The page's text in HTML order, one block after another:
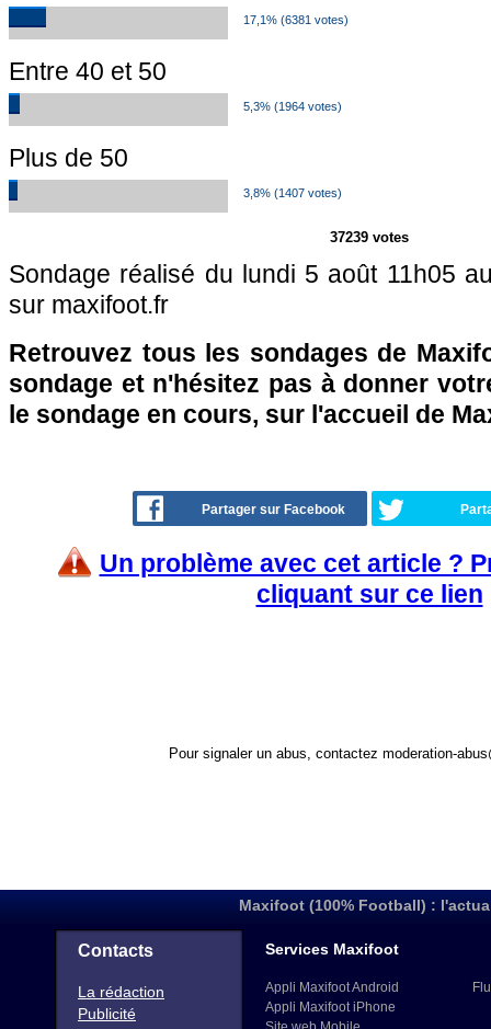
17,1% (6381 votes)
Entre 40 et 50
5,3% (1964 votes)
Plus de 50
3,8% (1407 votes)
37239 votes
Sondage réalisé du lundi 5 août 11h05
sur maxifoot.fr
Retrouvez tous les sondages de
sondage et n'hésitez pas à donner
le sondage en cours, sur l'accueil de
Partager sur Facebook
Un problème avec cet article ?
cliquant sur ce lien
Pour signaler un abus, contactez moderation-
Maxifoot (100% Football) :
Contacts
La rédaction
Publicité
Services Maxifoot
Appli Maxifoot Android
Appli Maxifoot iPhone